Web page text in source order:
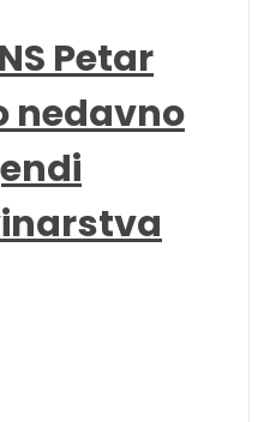
Petar
nedavno